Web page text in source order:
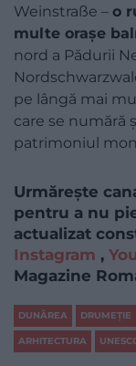
Weinstraße – o
multe orașe
nord a Pădurii
pe lângă mai
care se numără
patrimoniul
Urmărește
pentru a nu
actualizat
Instagram ,
Magazine
DUNĂREA DRUMEŢIE
ARHITECTURA